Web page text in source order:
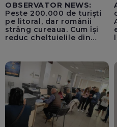
OBSERVATOR NEWS:
Peste 200.000 de turiști
pe litoral, dar românii
strâng cureaua. Cum își
reduc cheltuielile din